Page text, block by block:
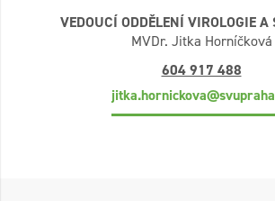
VEDOUCÍ ODDĚLENÍ VIROLOGIE A
MVDr. Jitka Horníčková
604 917 488